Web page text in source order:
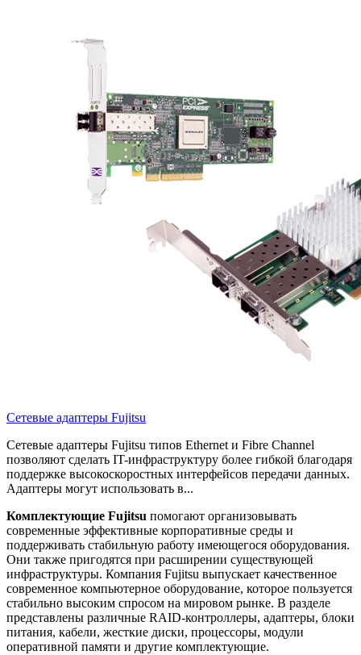
Сетевые адаптеры Fujitsu
Сетевые адаптеры Fujitsu типов Ethernet и Fibre Channel
позволяют сделать IT-инфраструктуру более гибкой благодаря
поддержке высокоскоростных интерфейсов передачи данных.
Адаптеры могут использовать в...
Комплектующие Fujitsu помогают организовывать
современные эффективные корпоративные среды и
поддерживать стабильную работу имеющегося оборудования.
Они также пригодятся при расширении существующей
инфраструктуры. Компания Fujitsu выпускает качественное
современное компьютерное оборудование, которое пользуется
стабильно высоким спросом на мировом рынке. В разделе
представлены различные RAID-контроллеры, адаптеры, блоки
питания, кабели, жесткие диски, процессоры, модули
оперативной памяти и другие комплектующие.